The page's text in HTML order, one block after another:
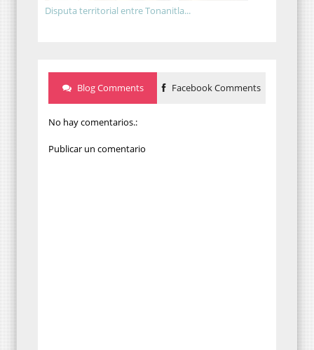
Disputa territorial entre Tonanitla...
Blog Comments Facebook Comments
No hay comentarios.:
Publicar un comentario